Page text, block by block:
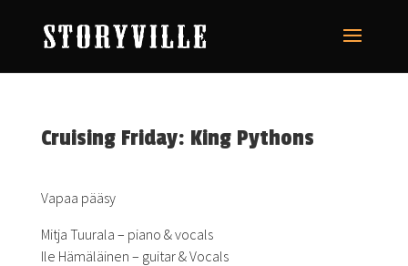
Cruising Friday: King Pythons
Vapaa pääsy
Mitja Tuurala – piano & vocals
Ile Hämäläinen – guitar & Vocals